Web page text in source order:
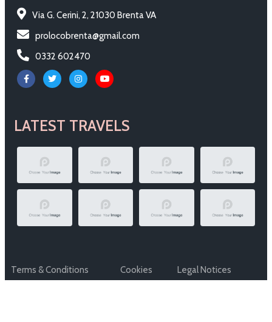
Via G. Cerini, 2, 21030 Brenta VA
prolocobrenta@gmail.com
0332 602470
LATEST TRAVELS
Terms & Conditions Cookies Legal Notices